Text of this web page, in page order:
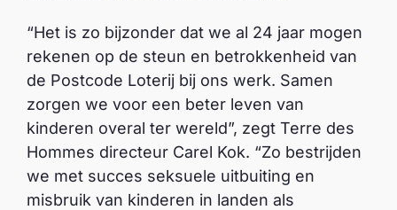
“Het is zo bijzonder dat we al 24 jaar mogen
rekenen op de steun en betrokkenheid van
de Postcode Loterij bij ons werk. Samen
zorgen we voor een beter leven van
kinderen overal ter wereld”, zegt Terre des
Hommes directeur Carel Kok. “Zo bestrijden
we met succes seksuele uitbuiting en
misbruik van kinderen in landen als